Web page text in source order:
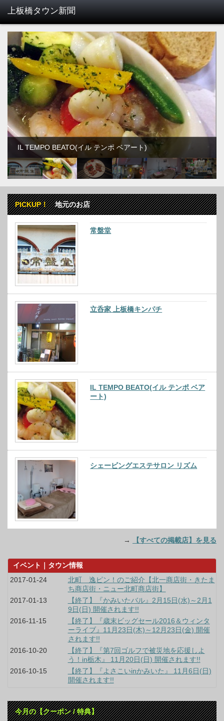
IL TEMPO BEATO(イル テンポ ベアート)
PICKUP！地元のお店
常盤堂
立呑家 上板橋キンパチ
IL TEMPO BEATO(イル テンポ ベア
ート)
シェービングエステサロン リズム
→ 【すべての掲載店】を見る
イベント｜タウン情報
2017-01-24
北町 逸ピン！のご紹介【北一商店街・きたま
ち商店街・ニュー北町商店街】
2017-01-13
【終了】『かみいたバル』2月15日(水)～2月1
9日(日) 開催されます!!
2016-11-15
【終了】『歳末ビッグセール2016＆ウィンタ
ーライブ』11月23日(木)～12月23日(金) 開催
されます!!
2016-10-20
【終了】『第7回ゴルフで被災地を応援しよ
う！in栃木』 11月20日(日) 開催されます!!
2016-10-15
【終了】『よさこいinかみいた』 11月6日(日)
開催されます!!
今月の【クーポン / 特典】